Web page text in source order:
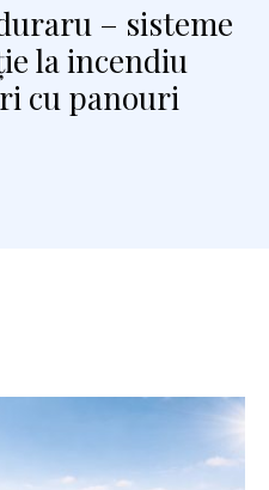
– sisteme
la incendiu
cu panouri